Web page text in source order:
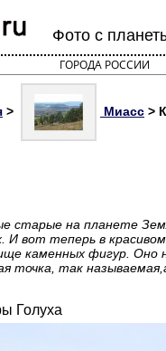
Фото с
ГОРОДА РОССИИ
> Миасс >
старые на планете
И вот теперь в
каменных фигур. Оно
точка, так
Голуха